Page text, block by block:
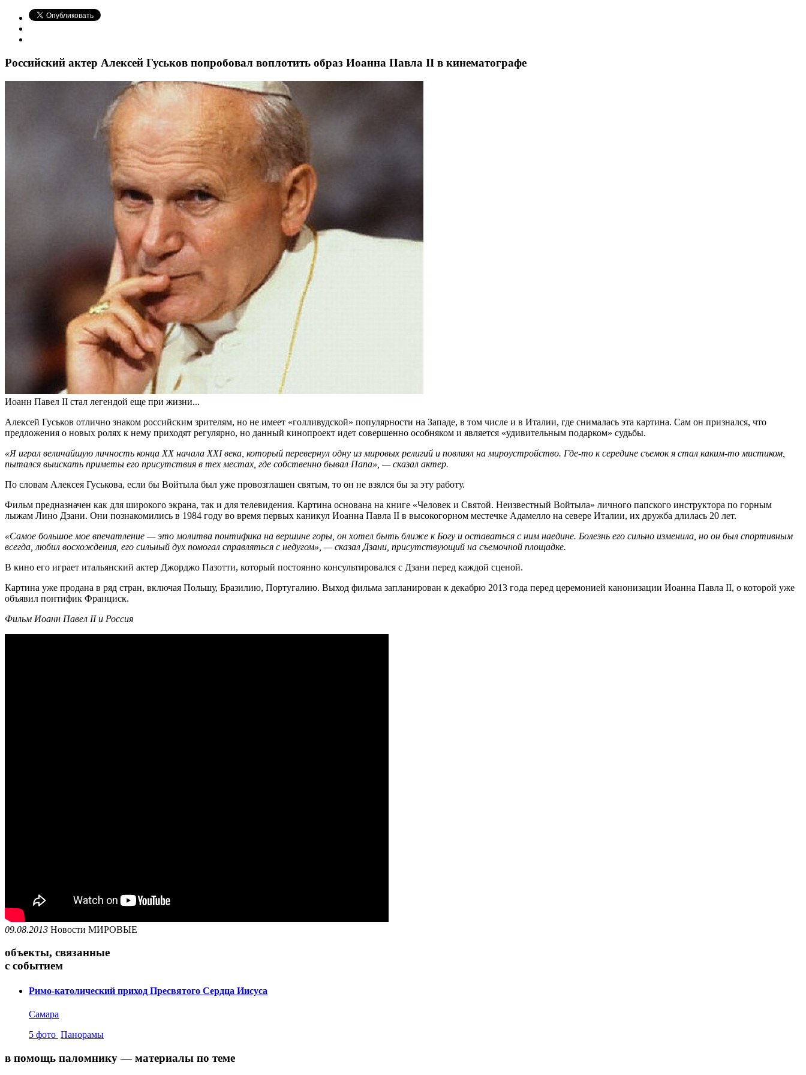
Российский актер Алексей Гуськов попробовал воплотить образ Иоанна Павла II в кинематографе
Иоанн Павел II стал легендой еще при жизни...
Алексей Гуськов отлично знаком российским зрителям, но не имеет «голливудской» популярности на Западе, в том числе и в Италии, где снималась эта картина. Сам он признался, что
предложения о новых ролях к нему приходят регулярно, но данный кинопроект идет совершенно особняком и является «удивительным подарком» судьбы.
«Я играл величайшую личность конца ХХ начала ХХI века, который перевернул одну из мировых религий и повлиял на мироустройство. Где-то к середине съемок я стал каким-то мистиком,
пытался выискать приметы его присутствия в тех местах, где собственно бывал Папа», — сказал актер.
По словам Алексея Гуськова, если бы Войтыла был уже провозглашен святым, то он не взялся бы за эту работу.
Фильм предназначен как для широкого экрана, так и для телевидения. Картина основана на книге «Человек и Святой. Неизвестный Войтыла» личного папского инструктора по горным
лыжам Лино Дзани. Они познакомились в 1984 году во время первых каникул Иоанна Павла II в высокогорном местечке Адамелло на севере Италии, их дружба длилась 20 лет.
«Самое большое мое впечатление — это молитва понтифика на вершине горы, он хотел быть ближе к Богу и оставаться с ним наедине. Болезнь его сильно изменила, но он был спортивным
всегда, любил восхождения, его сильный дух помогал справляться с недугом», — сказал Дзани, присутствующий на съемочной площадке.
В кино его играет итальянский актер Джорджо Пазотти, который постоянно консультировался с Дзани перед каждой сценой.
Картина уже продана в ряд стран, включая Польшу, Бразилию, Португалию. Выход фильма запланирован к декабрю 2013 года перед церемонией канонизации Иоанна Павла II, о которой уже
объявил понтифик Франциск.
Фильм Иоанн Павел II и Россия
09.08.2013 Новости МИРОВЫЕ
объекты, связанные
с событием
Римо-католический приход Пресвятого Сердца Иисуса
Самара
5 фото Панорамы
в помощь паломнику — материалы по теме